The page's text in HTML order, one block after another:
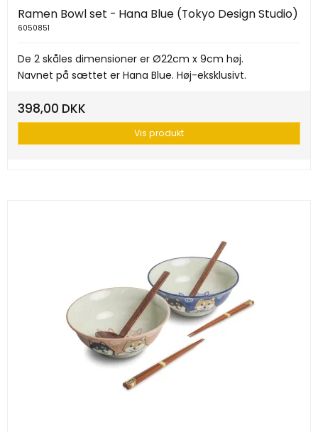
Ramen Bowl set - Hana Blue (Tokyo Design Studio)
6050851
De 2 skåles dimensioner er Ø22cm x 9cm høj.
Navnet på sættet er Hana Blue. Høj-eksklusivt.
398,00 DKK
Vis produkt